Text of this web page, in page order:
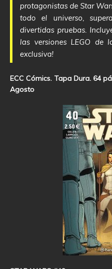
protagonistas de Star
todo el universo,
divertidas pruebas.
las versiones LEGO de
exclusiva!
ECC Cómics. Tapa Dura. 64
Agosto